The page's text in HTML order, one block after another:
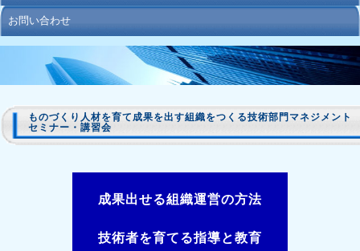
お問い合わせ
ものづくり人材を育て成果を出す組織をつくる技術部門マネジメント
セミナー・講習会
成果出せる組織運営の方法
技術者を育てる指導と教育